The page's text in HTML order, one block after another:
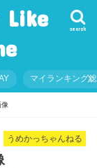
search
マイランキング
うめかっちゃんねる